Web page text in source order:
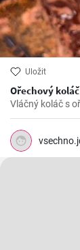
Uložit
Ořechový
Vláčný koláč s